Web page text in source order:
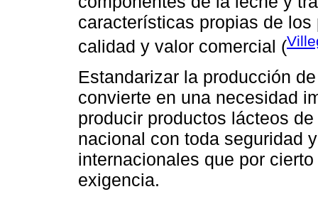
características propias de
calidad y valor comercial (
Estandarizar la producción
convierte en una necesidad
producir productos lácteos
nacional con toda seguridad
internacionales que por
exigencia.